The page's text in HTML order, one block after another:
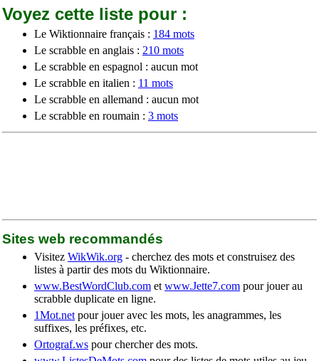
Voyez cette liste pour :
Le Wiktionnaire français : 184 mots
Le scrabble en anglais : 210 mots
Le scrabble en espagnol : aucun mot
Le scrabble en italien : 11 mots
Le scrabble en allemand : aucun mot
Le scrabble en roumain : 3 mots
Sites web recommandés
Visitez WikWik.org - cherchez des mots et construisez des
listes à partir des mots du Wiktionnaire.
www.BestWordClub.com et www.Jette7.com pour jouer au
scrabble duplicate en ligne.
1Mot.net pour jouer avec les mots, les anagrammes, les
suffixes, les préfixes, etc.
Ortograf.ws pour chercher des mots.